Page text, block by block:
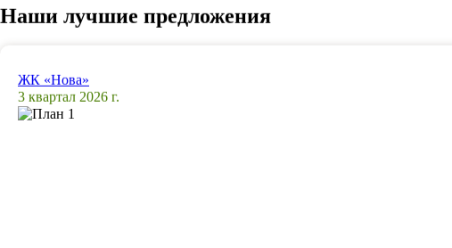
Наши лучшие предложения
ЖК «Нова»
3 квартал 2026 г.